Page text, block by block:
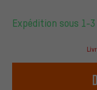
Expédition sous 1-